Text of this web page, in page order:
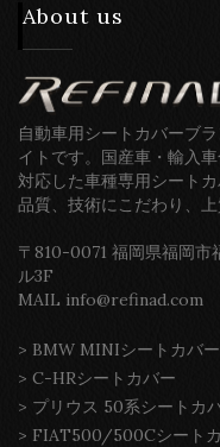
About us
自動車用シートカバーブ
イトです。国産車・輸入
対応した車種専用シート
品質、技術にこだわり、
〒810-0071 福岡県福岡
ル3F
MAIL info@refinad.com
> BMW MINIシートカバー
> C-HRシートカバー
> プリウス 50系シートカ
> FIAT500/500Cシート